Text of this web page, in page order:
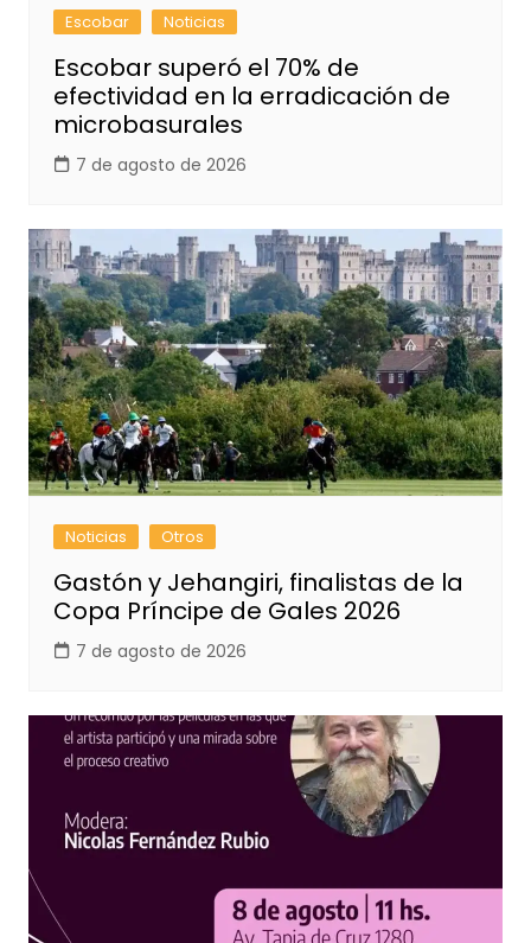
Escobar Noticias
Escobar superó el 70% de
efectividad en la erradicación de
microbasurales
7 de agosto de 2026
Noticias Otros
Gastón y Jehangiri, finalistas de la
Copa Príncipe de Gales 2026
7 de agosto de 2026